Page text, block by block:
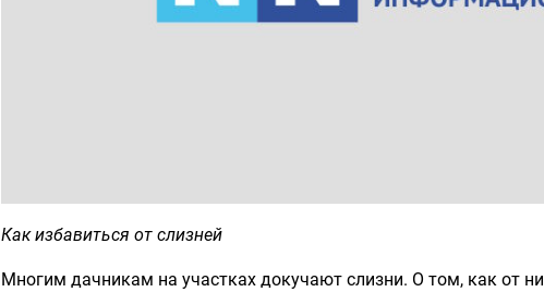
Как избавиться от слизней
Многим дачникам на участках докучают слизни. О том, как от